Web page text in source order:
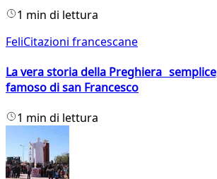
1 min di lettura
FeliCitazioni francescane
La vera storia della Preghiera
famoso di san Francesco
1 min di lettura